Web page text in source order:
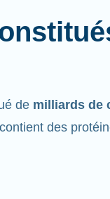
de milliards de
des